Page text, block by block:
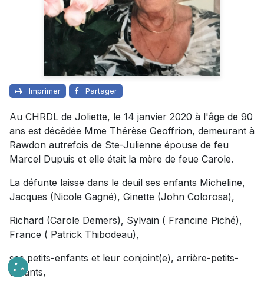
Imprimer Partager
Au CHRDL de Joliette, le 14 janvier 2020 à l'âge de 90
ans est décédée Mme Thérèse Geoffrion, demeurant à
Rawdon autrefois de Ste-Julienne épouse de feu
Marcel Dupuis et elle était la mère de feue Carole.
La défunte laisse dans le deuil ses enfants Micheline,
Jacques (Nicole Gagné), Ginette (John Colorosa),
Richard (Carole Demers), Sylvain ( Francine Piché),
France ( Patrick Thibodeau),
ses petits-enfants et leur conjoint(e), arrière-petits-
enfants,